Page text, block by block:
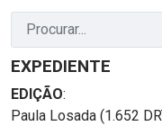
EXPEDIENTE
EDIÇÃO:
Paula Losada (1.652